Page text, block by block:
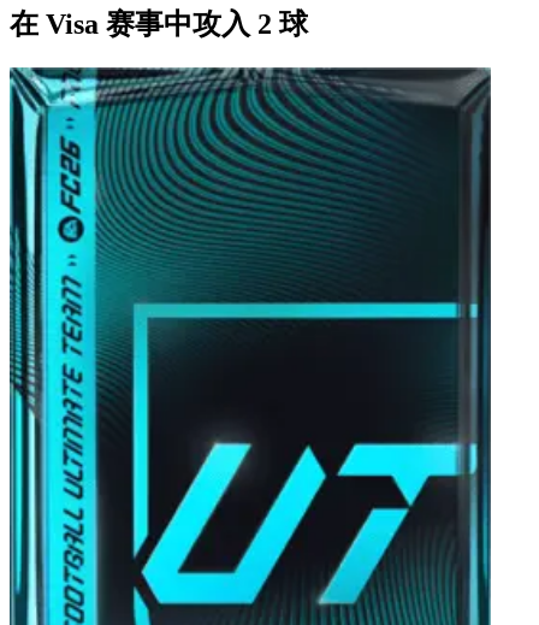
在 Visa 赛事中攻入 2 球